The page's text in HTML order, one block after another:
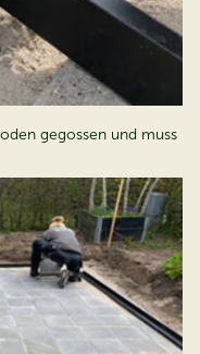
gegossen und muss